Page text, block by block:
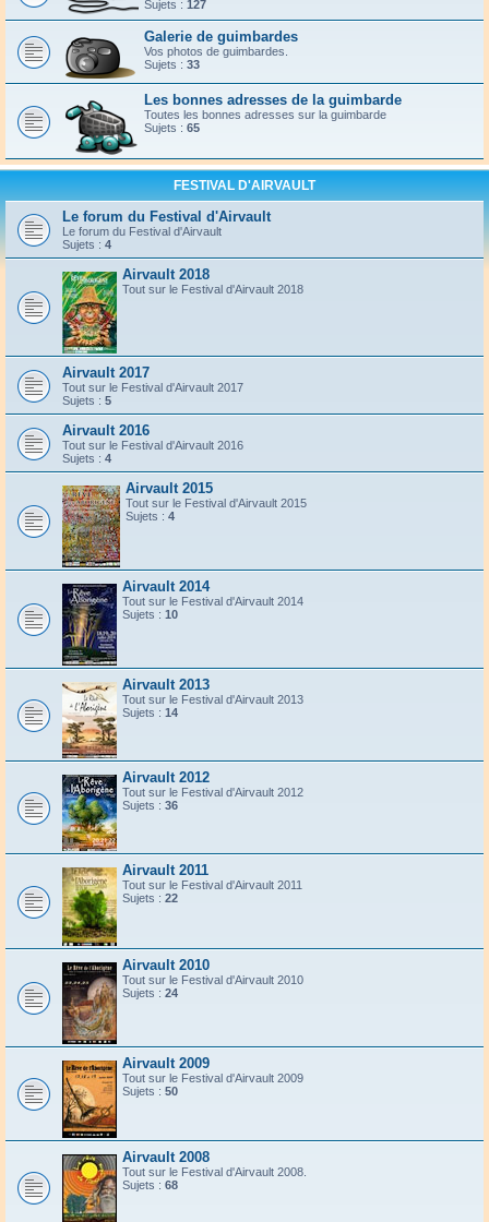
Sujets : 127
Galerie de guimbardes
Vos photos de guimbardes.
Sujets : 33
Les bonnes adresses de la guimbarde
Toutes les bonnes adresses sur la guimbarde
Sujets : 65
FESTIVAL D'AIRVAULT
Le forum du Festival d'Airvault
Le forum du Festival d'Airvault
Sujets : 4
Airvault 2018
Tout sur le Festival d'Airvault 2018
Airvault 2017
Tout sur le Festival d'Airvault 2017
Sujets : 5
Airvault 2016
Tout sur le Festival d'Airvault 2016
Sujets : 4
Airvault 2015
Tout sur le Festival d'Airvault 2015
Sujets : 4
Airvault 2014
Tout sur le Festival d'Airvault 2014
Sujets : 10
Airvault 2013
Tout sur le Festival d'Airvault 2013
Sujets : 14
Airvault 2012
Tout sur le Festival d'Airvault 2012
Sujets : 36
Airvault 2011
Tout sur le Festival d'Airvault 2011
Sujets : 22
Airvault 2010
Tout sur le Festival d'Airvault 2010
Sujets : 24
Airvault 2009
Tout sur le Festival d'Airvault 2009
Sujets : 50
Airvault 2008
Tout sur le Festival d'Airvault 2008.
Sujets : 68